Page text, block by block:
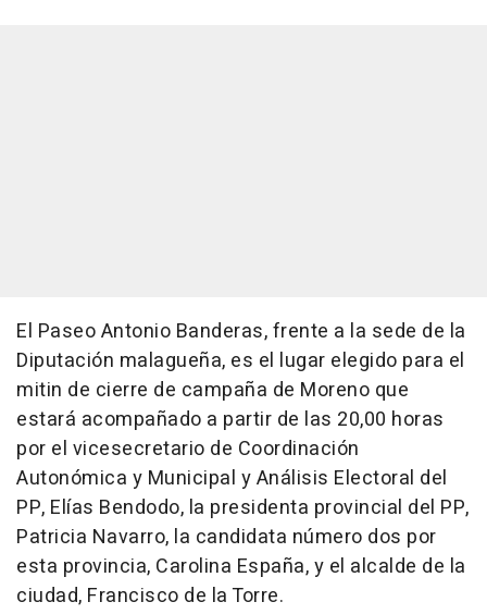
El Paseo Antonio Banderas, frente a la sede de la
Diputación malagueña, es el lugar elegido para el
mitin de cierre de campaña de Moreno que
estará acompañado a partir de las 20,00 horas
por el vicesecretario de Coordinación
Autonómica y Municipal y Análisis Electoral del
PP, Elías Bendodo, la presidenta provincial del PP,
Patricia Navarro, la candidata número dos por
esta provincia, Carolina España, y el alcalde de la
ciudad, Francisco de la Torre.